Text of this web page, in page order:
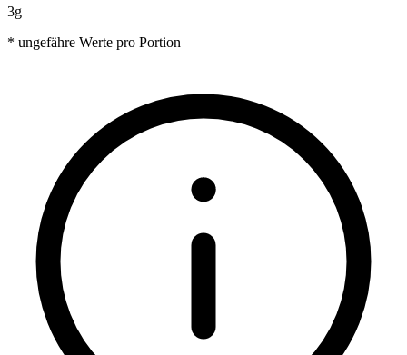
3g
* ungefähre Werte pro Portion